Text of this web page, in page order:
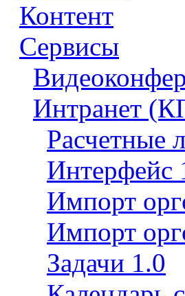
Контент
Сервисы
Интранет
Расчетные
Интерфейс
Импорт
Импорт
Задачи 1.0